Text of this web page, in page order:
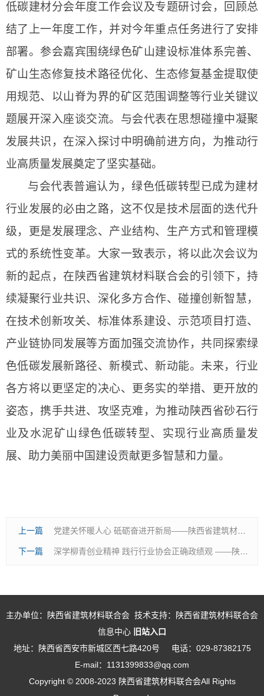
低碳建材分会年度工作会议及专题研讨会，回顾总
结了上一年度工作，并对今年重点任务进行了安排
部署。参会嘉宾围绕绿色矿山建设标准体系完善、
矿山生态修复技术路径优化、生态修复基金提取使
用规范、以山脊为界的矿区范围调整等行业关键议
题展开深入座谈交流。与会代表在思想碰撞中凝聚
发展共识，在深入探讨中明确前进方向，为推动行
业高质量发展奠定了坚实基础。
与会代表普遍认为，绿色低碳转型已成为建材
行业发展的必由之路，这不仅是技术层面的迭代升
级，更是发展理念、产业结构、生产方式和管理模
式的系统性变革。大家一致表示，将以此次会议为
新的起点，在陕西省建筑材料联合会的引领下，持
续凝聚行业共识、深化多方合作、碰撞创新智慧，
在技术创新攻关、标准体系建设、示范项目打造、
产业链协同发展等方面加强交流协作，共同探索绿
色低碳发展新路径、新模式、新动能。未来，行业
各方将以更坚定的决心、更务实的举措、更开放的
姿态，携手共进、攻坚克难，为推动陕西省砂石行
业及水泥矿山绿色低碳转型、实现行业高质量发
展、助力美丽中国建设贡献更多智慧和力量。
上一篇 党建关怀暖人心 砥砺奋进开新局——陕西省建筑材料联合会党总支赴企业开展党员慰问活动
深学柳青创业精神 践行行业协会正确政绩观 ——陕西省建材联合会、陕西省室内装饰协会联合开展主题教育实践活动
下一篇
主办单位：陕西省建筑材料联合会 技术支持：陕西省建筑材料联合会
信息中心
旧站入口
地址：陕西省西安市新城区西七路420号
电话：029-87382175
E-mail：1131399833@qq.com
Copyright © 2008-2023 陕西省建筑材料联合会All Rights